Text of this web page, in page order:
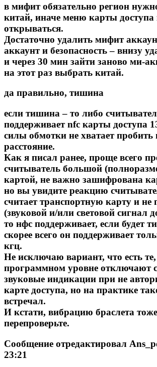
в мифит обязательно регион
китай, иначе меню карты доступа
открываться.
Достаточно удалить мифит
аккаунт и безопасность – внизу
и через 30 мин зайти заново ми-
на этот раз выбрать китай.
да правильно, тишина
если тишина – то либо
поддерживает nfc карты доступа
силы обмотки не хватает пробить
расстояние.
Как я писал ранее, проще всего
считыватель большой
картой, не важно зашифрована
но вы увидите реакцию
считает транспортную карту и не
(звуковой и/или световой сигнал
то нфс поддерживает, если будет
скорее всего он поддерживает
кгц.
Не исключаю вариант, что есть
программном уровне отключают
звуковые индикации при не
карте доступа, но на практике
встречал.
И кстати, вибрацию браслета тоже
перепроверьте.
Сообщение отредактировал
23:21